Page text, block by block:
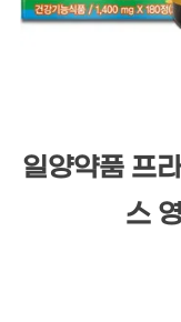
일양약품 프
스